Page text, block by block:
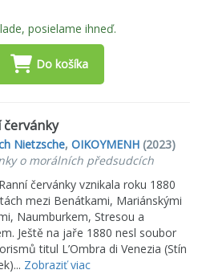
posielame ihneď.
Do košíka
červánky
Nietzsche,OIKOYMENH (2023)
o morálních předsudcích
červánky vznikala roku 1880
mezi Benátkami, Mariánskými
Naumburkem, Stresou a
Ještě na jaře 1880 nesl soubor
titul L’Ombra di Venezia (Stín
Zobraziť viac